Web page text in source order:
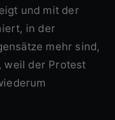
und mit der
in der
mehr sind,
weil der Protest